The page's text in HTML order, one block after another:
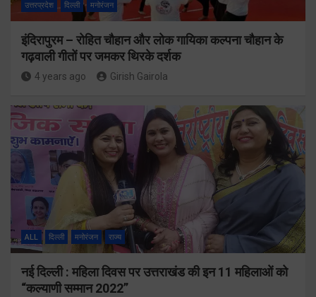
उत्तरप्रदेश दिल्ली मनोरंजन
इंदिरापुरम – रोहित चौहान और लोक गायिका कल्पना चौहान के
गढ़वाली गीतों पर जमकर थिरके दर्शक
4 years ago Girish Gairola
ALL दिल्ली मनोरंजन राज्य
नई दिल्ली : महिला दिवस पर उत्तराखंड की इन 11 महिलाओं को
“कल्याणी सम्मान 2022”